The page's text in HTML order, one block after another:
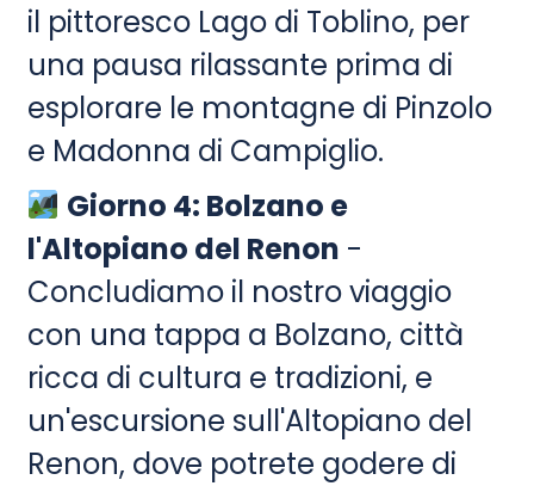
il pittoresco Lago di Toblino, per
una pausa rilassante prima di
esplorare le montagne di Pinzolo
e Madonna di Campiglio.
Giorno 4: Bolzano e
l'Altopiano del Renon -
Concludiamo il nostro viaggio
con una tappa a Bolzano, città
ricca di cultura e tradizioni, e
un'escursione sull'Altopiano del
Renon, dove potrete godere di